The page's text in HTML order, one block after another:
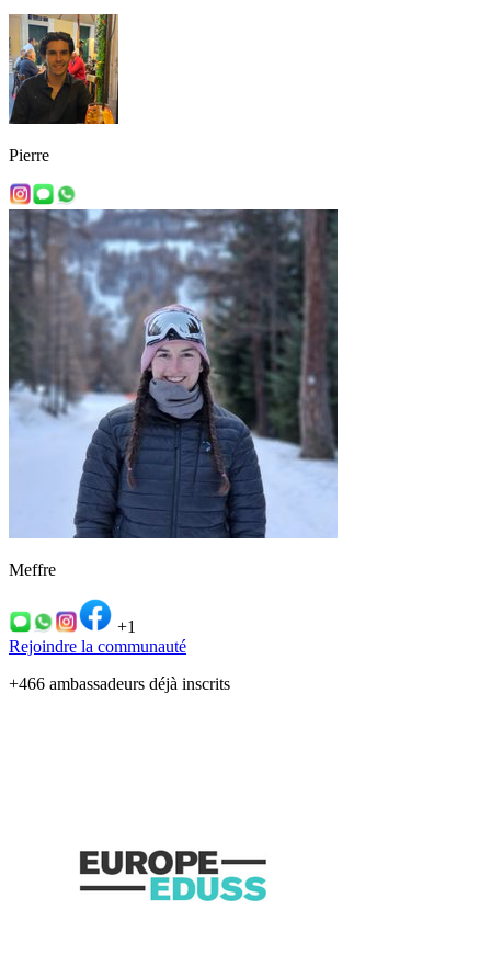
Pierre
Meffre
+1
Rejoindre la communauté
+466 ambassadeurs déjà inscrits